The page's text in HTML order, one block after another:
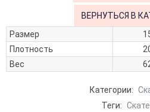
ВЕРНУТЬСЯ В
Размер
Плотность
Вес
Категории:
Теги: